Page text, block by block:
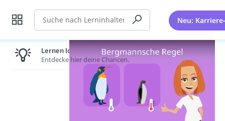
Suche Neu:
Lernen lohnt sich!
Entdecke hier deine Chancen.